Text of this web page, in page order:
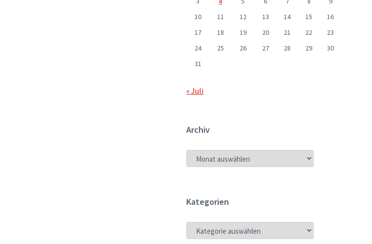
10
11 12 13 14 15
16
17
18 19 20 21 22
23
24
25 26 27 28 29
30
31
« Juli
Archiv
ARCHIV
Kategorien
KATEGORIEN